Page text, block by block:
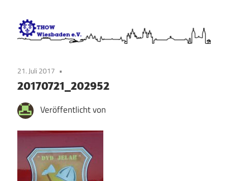
21. Juli 2017
20170721_202952
Veröffentlicht von